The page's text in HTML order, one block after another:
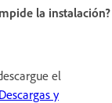
la instalación?
el
Descargas y